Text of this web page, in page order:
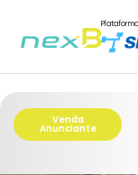
Venda
Anunciante